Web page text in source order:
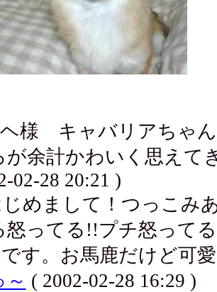
様 キャバリアちゃ
が余計かわいく思えて
02-28 20:21 )
じめまして！つっこみ
怒ってる!!プチ怒って
す。お馬鹿だけど可
～ ( 2002-02-28 16:29 )